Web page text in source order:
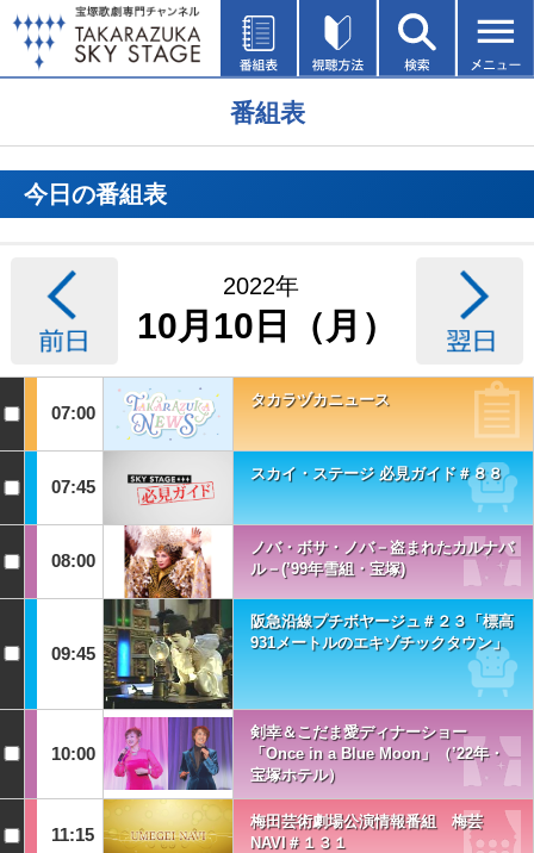
番組表
今日の番組表
2022年
10月10日（月）
07:00
タカラヅカニュース
07:45
スカイ・ステージ 必見ガイド＃８８
08:00
ノバ・ボサ・ノバ－盗まれたカルナバ
ル－(’99年雪組・宝塚)
09:45
阪急沿線プチボヤージュ＃２３「標高
931メートルのエキゾチックタウン」
10:00
剣幸＆こだま愛ディナーショー
「Once in a Blue Moon」（’22年・
宝塚ホテル）
11:15
梅田芸術劇場公演情報番組 梅芸
NAVI＃１３１